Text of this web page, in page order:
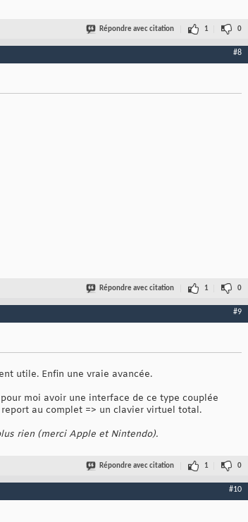
Répondre avec citation 1 0
#8
Répondre avec citation 1 0
#9
utile. Enfin une vraie avancée.
moi avoir une interface de ce type couplée
au complet => un clavier virtuel total.
rien (merci Apple et Nintendo).
Répondre avec citation 1 0
#10